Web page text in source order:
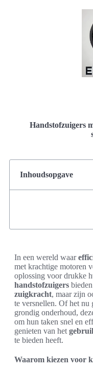
Handstofzuigers
Inhoudsopgave
In een wereld waar
met krachtige motoren
oplossing voor drukke
handstofzuigers
zuigkracht, maar zijn
te versnellen. Of het nu
grondig onderhoud,
om hun taken snel en
genieten van het
te bieden heeft.
Waarom kiezen voor